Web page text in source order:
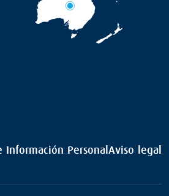
Información Personal Aviso legal